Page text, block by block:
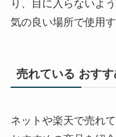
り、目に入らないよ
気の良い場所で使用
売れている おす
ネットや楽天で売れ